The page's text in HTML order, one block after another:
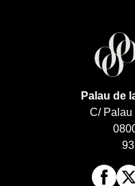
Palau de
C/ Palau